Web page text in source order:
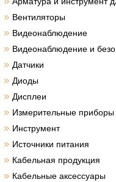
» Вентиляторы
» Видеонаблюдение
» Видеонаблюдение и
» Датчики
» Диоды
» Дисплеи
» Измерительные приборы
» Инструмент
» Источники питания
» Кабельная продукция
» Кабельные аксессуары